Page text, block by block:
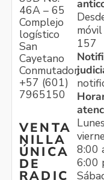
46A – 65
Complejo
logístico
San
Cayetano
Conmutador:
+57 (601)
7965150
VENTA
NILLA
ÚNICA
DE
RADIC
157
8:00
6:00